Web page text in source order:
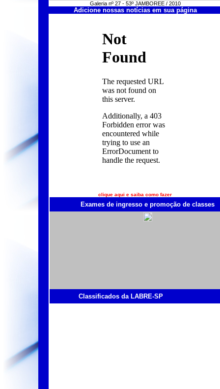
Galeria nº 27 - 53º JAMBOREE / 2010
Adicione nossas notícias em sua página
clique aqui e saiba como fazer
Exames de ingresso e promoção de classes
Classificados da LABRE-SP